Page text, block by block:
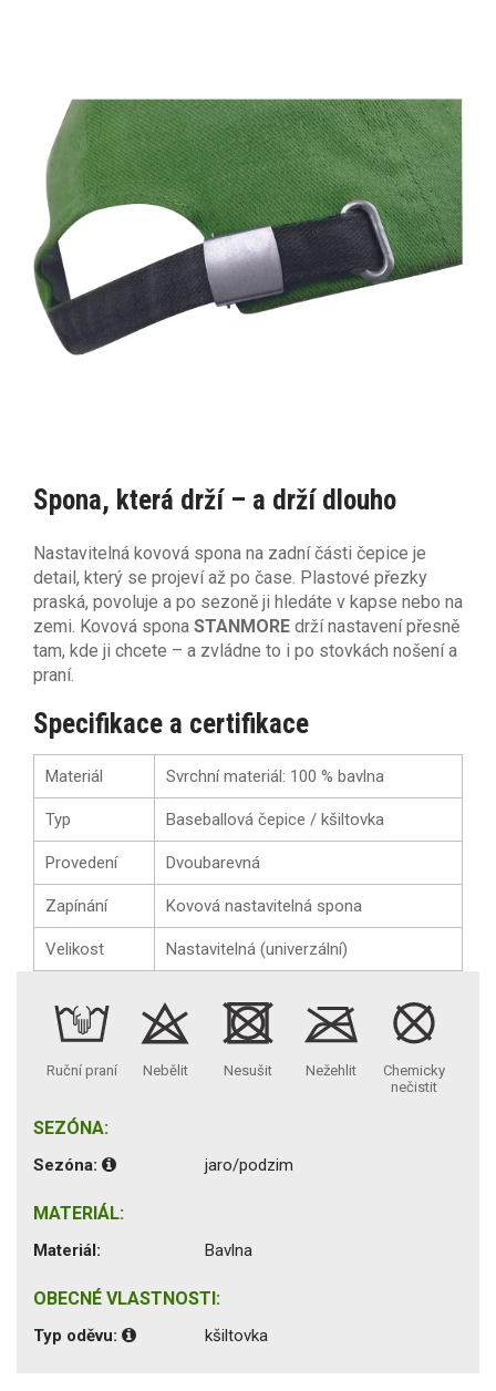
Spona, která drží – a drží dlouho
Nastavitelná kovová spona na zadní části čepice je
detail, který se projeví až po čase. Plastové přezky
praská, povoluje a po sezoně ji hledáte v kapse nebo na
zemi. Kovová spona STANMORE drží nastavení přesně
tam, kde ji chcete – a zvládne to i po stovkách nošení a
praní.
Specifikace a certifikace
Materiál Svrchní materiál: 100 % bavlna
Typ Baseballová čepice / kšiltovka
Provedení Dvoubarevná
Zapínání Kovová nastavitelná spona
Velikost Nastavitelná (univerzální)
Ruční praní Nebělit Nesušit Nežehlit
Chemicky
nečistit
SEZÓNA:
Sezóna: jaro/podzim
MATERIÁL:
Materiál: Bavlna
OBECNÉ VLASTNOSTI:
Typ oděvu: kšiltovka